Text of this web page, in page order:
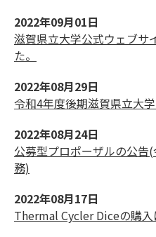
2022年09月01日
滋賀県立大学公式ウェブサ
た。
2022年08月29日
令和4年度後期滋賀県立大
2022年08月24日
公募型プロポーザルの公告
務)
2022年08月17日
Thermal Cycler Diceの購